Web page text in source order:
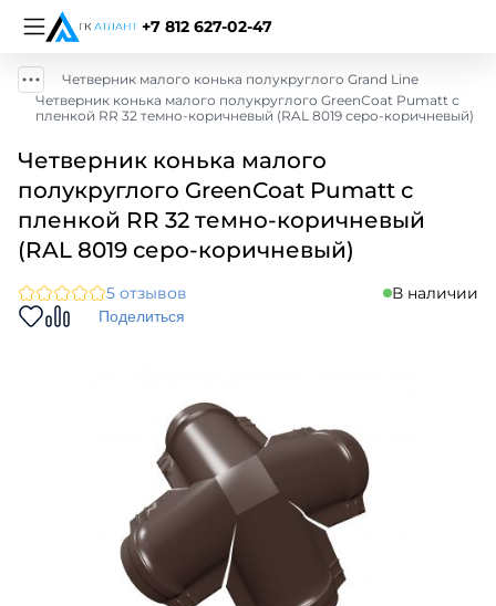
+7 812 627-02-47
Четверник малого конька полукруглого Grand Line
Четверник конька малого полукруглого GreenСoat Pumatt с
пленкой RR 32 темно-коричневый (RAL 8019 серо-коричневый)
Четверник конька малого
полукруглого GreenСoat Pumatt с
пленкой RR 32 темно-коричневый
(RAL 8019 серо-коричневый)
5 отзывов В наличии
Поделиться